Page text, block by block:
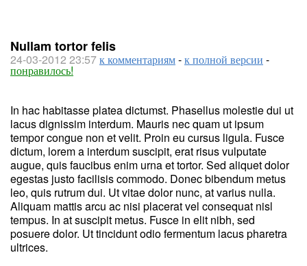
Nullam tortor felis
24-03-2012 23:57к комментариям-к полной версии -
понравилось!
In hac habitasse platea dictumst. Phasellus molestie dui ut
lacus dignissim interdum. Mauris nec quam ut ipsum
tempor congue non et velit. Proin eu cursus ligula. Fusce
dictum, lorem a interdum suscipit, erat risus vulputate
augue, quis faucibus enim urna et tortor. Sed aliquet dolor
egestas justo facilisis commodo. Donec bibendum metus
leo, quis rutrum dui. Ut vitae dolor nunc, at varius nulla.
Aliquam mattis arcu ac nisi placerat vel consequat nisl
tempus. In at suscipit metus. Fusce in elit nibh, sed
posuere dolor. Ut tincidunt odio fermentum lacus pharetra
ultrices.